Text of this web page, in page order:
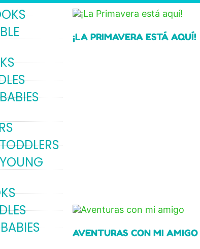
¡LA PRIMAVERA ESTÁ AQUÍ!
AVENTURAS CON MI AMIGO